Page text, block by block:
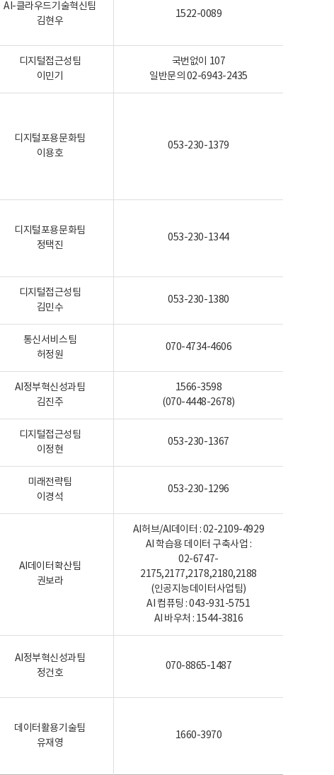
AI-클라우드기술혁신팀
김현우
1522-0089
디지털접근성팀
이민기
국번없이 107
일반문의 02-6943-2435
디지털포용문화팀
이용호
053-230-1379
디지털포용문화팀
정택진
053-230-1344
디지털접근성팀
김민수
053-230-1380
통신서비스팀
허정원
070-4734-4606
AI정부혁신성과팀
김진주
1566-3598
(070-4448-2678)
디지털접근성팀
이정현
053-230-1367
미래전략팀
이경석
053-230-1296
AI데이터확산팀
권보라
AI허브/AI데이터 : 02-2109-4929
AI 학습용 데이터 구축사업 :
02-6747-
2175,2177,2178,2180,2188
(인공지능데이터사업팀)
AI 컴퓨팅 : 043-931-5751
AI 바우처 : 1544-3816
AI정부혁신성과팀
정건호
070-8865-1487
데이터활용기술팀
유재영
1660-3970